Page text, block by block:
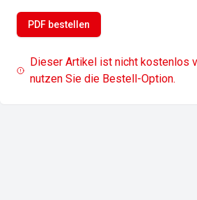
PDF bestellen
Dieser Artikel ist nicht kostenlos
nutzen Sie die Bestell-Option.